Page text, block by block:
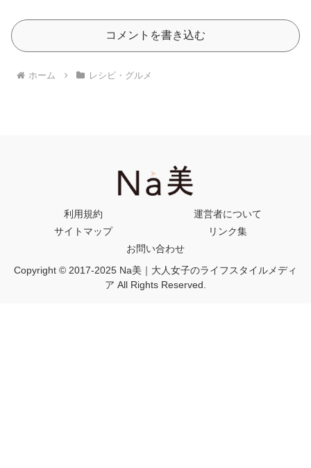
コメントを書き込む
ホーム レシピ・グルメ
利用規約
運営者について
サイトマップ
リンク集
お問い合わせ
Copyright © 2017-2025 Na美｜大人女子のライフスタイルメディ
ア All Rights Reserved.